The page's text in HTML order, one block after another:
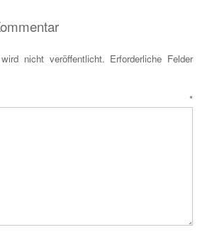
nicht veröffentlicht. Erforderliche Felder
*